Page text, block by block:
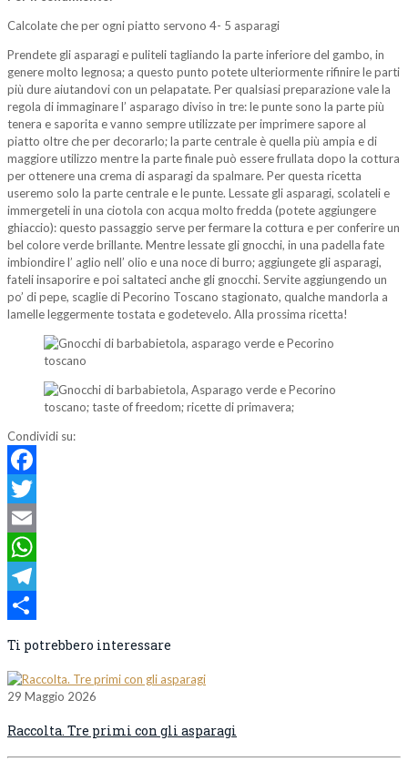
Calcolate che per ogni piatto servono 4- 5 asparagi
Prendete gli asparagi e puliteli tagliando la parte inferiore del gambo, in
genere molto legnosa; a questo punto potete ulteriormente rifinire le parti
più dure aiutandovi con un pelapatate. Per qualsiasi preparazione vale la
regola di immaginare l’ asparago diviso in tre: le punte sono la parte più
tenera e saporita e vanno sempre utilizzate per imprimere sapore al
piatto oltre che per decorarlo; la parte centrale è quella più ampia e di
maggiore utilizzo mentre la parte finale può essere frullata dopo la cottura
per ottenere una crema di asparagi da spalmare. Per questa ricetta
useremo solo la parte centrale e le punte. Lessate gli asparagi, scolateli e
immergeteli in una ciotola con acqua molto fredda (potete aggiungere
ghiaccio): questo passaggio serve per fermare la cottura e per conferire un
bel colore verde brillante. Mentre lessate gli gnocchi, in una padella fate
imbiondire l’ aglio nell’ olio e una noce di burro; aggiungete gli asparagi,
fateli insaporire e poi saltateci anche gli gnocchi. Servite aggiungendo un
po’ di pepe, scaglie di Pecorino Toscano stagionato, qualche mandorla a
lamelle leggermente tostata e godetevelo. Alla prossima ricetta!
Condividi su:
Facebook
Twitter
Email
WhatsApp
Telegram
Ti potrebbero interessare
29 Maggio 2026
Raccolta. Tre primi con gli asparagi